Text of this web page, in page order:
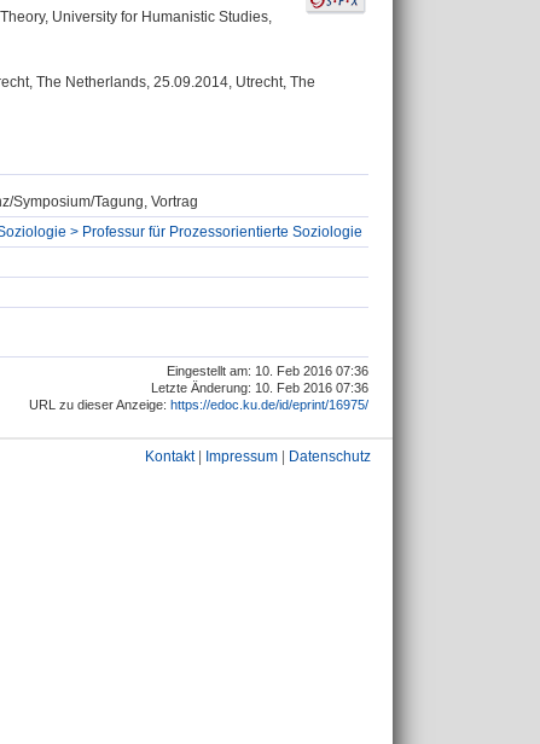
University for Humanistic Studies,
The Netherlands, 25.09.2014, Utrecht, The
Symposium/Tagung, Vortrag
> Professur für Prozessorientierte Soziologie
Eingestellt am: 10. Feb 2016 07:36
Letzte Änderung: 10. Feb 2016 07:36
URL zu dieser Anzeige: https://edoc.ku.de/id/eprint/16975/
Kontakt| Impressum Datenschutz